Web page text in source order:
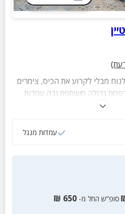
מבלי לקרוע את הכיס, צימרים
גדולה משותפת ובה עמדות
תהנו מבילויים בבריכת המושב
עמדות מנגל
סופ”ש החל מ- 650
₪